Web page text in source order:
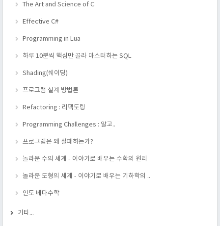
The Art and Science of C
Effective C#
Programming in Lua
하루 10분씩 핵심만 골라 마스터하는 SQL
Shading(쉐이딩)
프로그램 설계 방법론
Refactoring : 리팩토링
Programming Challenges : 알고..
프로그램은 왜 실패하는가?
놀라운 수의 세계 - 이야기로 배우는 수학의 원리
놀라운 도형의 세계 - 이야기로 배우는 기하학의 ..
인도 베다수학
기타...